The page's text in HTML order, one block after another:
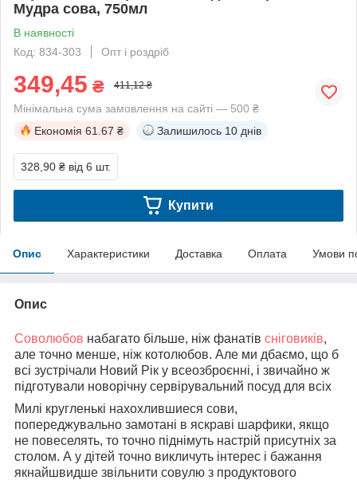
Мудра сова, 750мл
В наявності
Код: 834-303
Опт і роздріб
349,45 ₴ 411,12 ₴
Мінімальна сума замовлення на сайті — 500 ₴
Економія 61.67 ₴ Залишилось 10 днів
328,90 ₴ від 6 шт.
Купити
Опис Характеристики Доставка Оплата Умови
Опис
Соволюбов набагато більше, ніж фанатів сніговиків,
але точно менше, ніж котолюбов. Але ми дбаємо, що б
всі зустрічали Новий Рік у всеозброєнні, і звичайно ж
підготували новорічну сервірувальний посуд для всіх
Милі кругленькі нахохлившиеся сови,
попереджувально замотані в яскраві шарфики, якщо
не повеселять, то точно піднімуть настрій присутніх за
столом. А у дітей точно викличуть інтерес і бажання
якнайшвидше звільнити совулю з продуктового